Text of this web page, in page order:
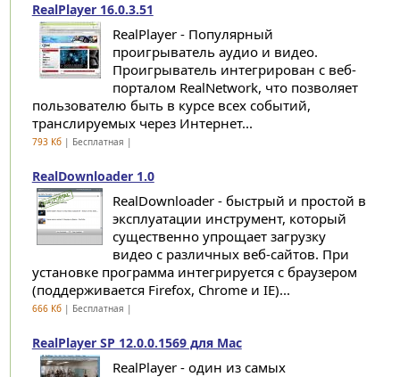
RealPlayer 16.0.3.51
RealPlayer - Популярный
проигрыватель аудио и видео.
Проигрыватель интегрирован с веб-
порталом RealNetwork, что позволяет
пользователю быть в курсе всех событий,
транслируемых через Интернет...
793 Кб| Бесплатная |
RealDownloader 1.0
RealDownloader - быстрый и простой в
эксплуатации инструмент, который
существенно упрощает загрузку
видео с различных веб-сайтов. При
установке программа интегрируется с браузером
(поддерживается Firefox, Chrome и IE)...
666 Кб| Бесплатная |
RealPlayer SP 12.0.0.1569 для Mac
RealPlayer - один из самых